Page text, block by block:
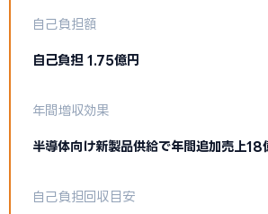
自己負担額
自己負担 1.75億円
年間増収効果
半導体向け新製品供給で年間追加売上18
自己負担回収目安